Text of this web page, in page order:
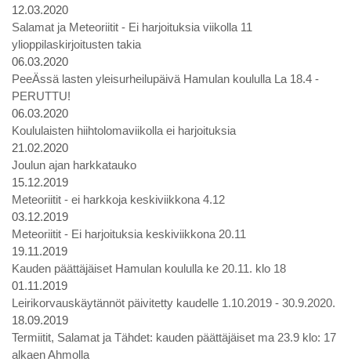
12.03.2020
Salamat ja Meteoriitit - Ei harjoituksia viikolla 11
ylioppilaskirjoitusten takia
06.03.2020
PeeÄssä lasten yleisurheilupäivä Hamulan koululla La 18.4 -
PERUTTU!
06.03.2020
Koululaisten hiihtolomaviikolla ei harjoituksia
21.02.2020
Joulun ajan harkkatauko
15.12.2019
Meteoriitit - ei harkkoja keskiviikkona 4.12
03.12.2019
Meteoriitit - Ei harjoituksia keskiviikkona 20.11
19.11.2019
Kauden päättäjäiset Hamulan koululla ke 20.11. klo 18
01.11.2019
Leirikorvauskäytännöt päivitetty kaudelle 1.10.2019 - 30.9.2020.
18.09.2019
Termiitit, Salamat ja Tähdet: kauden päättäjäiset ma 23.9 klo: 17
alkaen Ahmolla